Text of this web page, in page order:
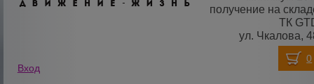
получение на
ТК
ул. Чкалова,
Вход